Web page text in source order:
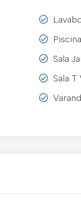
Piscina
Sala
Sala T